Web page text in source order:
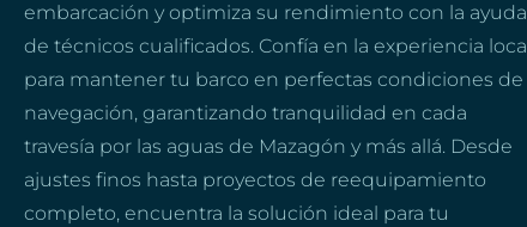
embarcación y optimiza su rendimiento con la ayuda
de técnicos cualificados. Confía en la experiencia local
para mantener tu barco en perfectas condiciones de
navegación, garantizando tranquilidad en cada
travesía por las aguas de Mazagón y más allá. Desde
ajustes finos hasta proyectos de reequipamiento
completo, encuentra la solución ideal para tu